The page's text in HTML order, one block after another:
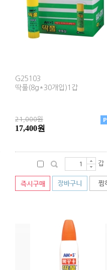
G25103
딱풀(8g*30개입)1갑
21,000원
17,400원
갑